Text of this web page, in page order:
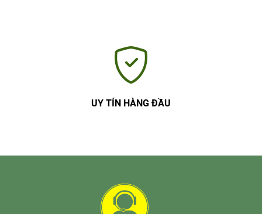
UY TÍN HÀNG ĐẦU